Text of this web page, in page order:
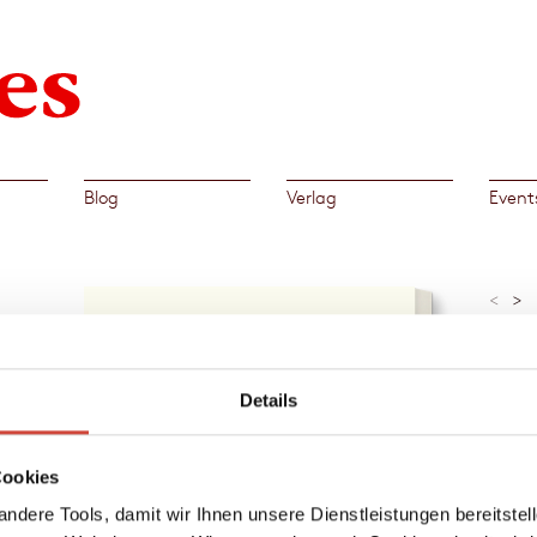
Details
Tools, damit wir Ihnen unsere Dienstleistungen
Blog Verlag
< >
→